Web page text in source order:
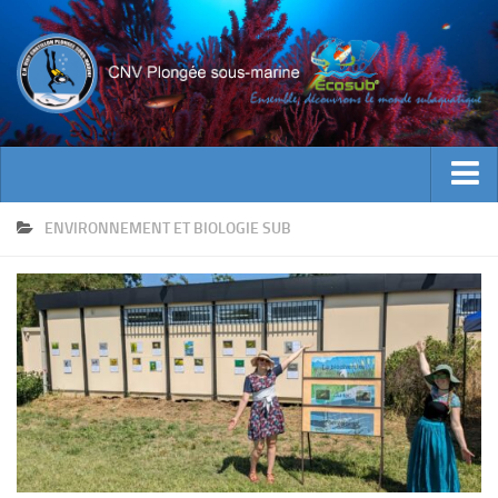
ACTUALITES
INFOS CNV
Bienvenue
Contacts
Documents utiles
Encadrement
Historique
ENVIRONNEMENT ET BIOLOGIE SUB